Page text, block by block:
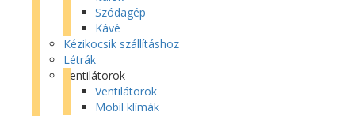
Szódagép
Kávé
Kézikocsik szállításhoz
Létrák
Ventilátorok
Ventilátorok
Mobil klímák